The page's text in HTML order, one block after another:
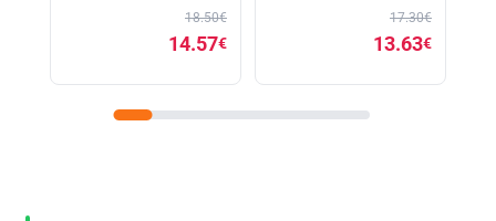
18.50€
14.57€
17.30€
13.63€